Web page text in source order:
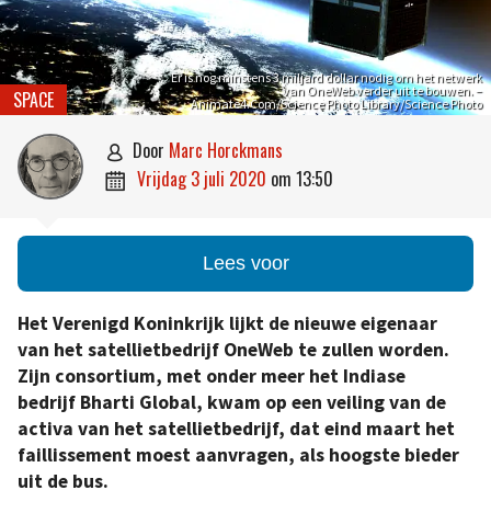
Er is nog minstens 3 miljard dollar nodig om het netwerk
van OneWeb verder uit te bouwen. –
Animate4.Com/Science Photo Library/Science Photo
SPACE
 door Marc Horckmans
 vrijdag 3 juli 2020 om 13:50
Lees voor
Het Verenigd Koninkrijk lijkt de nieuwe eigenaar
van het satellietbedrijf OneWeb te zullen worden.
Zijn consortium, met onder meer het Indiase
bedrijf Bharti Global, kwam op een veiling van de
activa van het satellietbedrijf, dat eind maart het
faillissement moest aanvragen, als hoogste bieder
uit de bus.